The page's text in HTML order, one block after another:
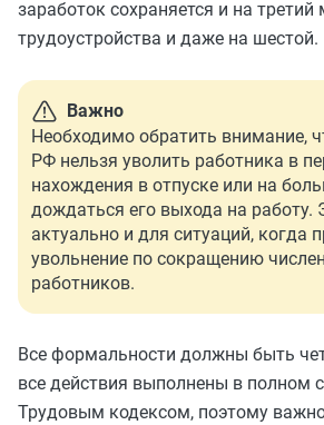
заработок сохраняется и на третий
трудоустройства и даже на шестой.
Важно
Необходимо обратить внимание,
РФ нельзя уволить работника в
нахождения в отпуске или на
дождаться его выхода на работу.
актуально и для ситуаций, когда
увольнение по сокращению
работников.
Все формальности должны быть
все действия выполнены в полном
Трудовым кодексом, поэтому